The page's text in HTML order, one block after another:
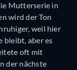
Mutterserie in
wird der Ton
weil hier
bleibt, aber es
oft mit
der nächste